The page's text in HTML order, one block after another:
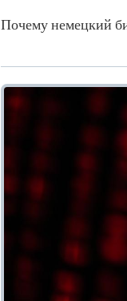
Почему немецкий